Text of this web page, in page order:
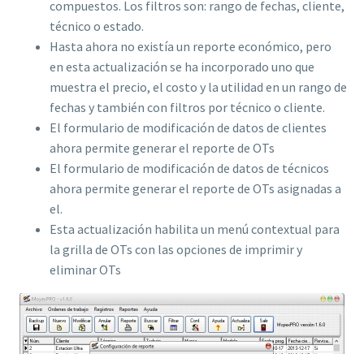
compuestos. Los filtros son: rango de fechas, cliente,
técnico o estado.
Hasta ahora no existía un reporte económico, pero
en esta actualización se ha incorporado uno que
muestra el precio, el costo y la utilidad en un rango de
fechas y también con filtros por técnico o cliente.
El formulario de modificación de datos de clientes
ahora permite generar el reporte de OTs
El formulario de modificación de datos de técnicos
ahora permite generar el reporte de OTs asignadas a
el.
Esta actualización habilita un menú contextual para
la grilla de OTs con las opciones de imprimir y
eliminar OTs